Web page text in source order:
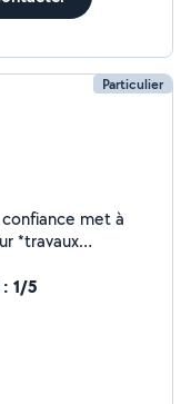
Particulier
met à
*travaux
: 1/5